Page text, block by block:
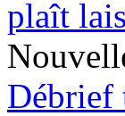
plaît
Débrief